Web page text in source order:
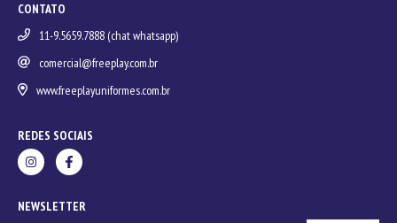
CONTATO
11-9.5659.7888 (chat whatsapp)
comercial@freeplay.com.br
www.freeplayuniformes.com.br
REDES SOCIAIS
NEWSLETTER